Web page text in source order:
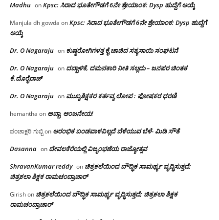
Madhu onKpsc: ಸಿರಾದ ಭೂತೇಗೌಡಗೆ 6ನೇ ಶ್ರೇಯಾಂಕ: Dysp ಹುದ್ದೆಗೆ ಆಯ್ಕೆ
Manjula dh gowda onKpsc: ಸಿರಾದ ಭೂತೇಗೌಡಗೆ 6ನೇ ಶ್ರೇಯಾಂಕ: Dysp ಹುದ್ದೆಗೆ
ಆಯ್ಕೆ
Dr. O Nagaraju on ಕುಷ್ಠರೋಗಿಗಳತ್ತ ಕೈ ಚಾಚಿದ ಸತ್ಯಸಾಯಿ ಸಂಘಟನೆ
Dr. O Nagaraju on ದಬ್ಬಾಳಿಕೆ, ದಮನಕಾರಿ ನೀತಿ ಸಲ್ಲದು – ಜನಪರ ಚಿಂತಕ
ಕೆ.ದೊರೈರಾಜ್
Dr. O Nagaraju on ಮುಖ್ಯಶಿಕ್ಷಕರ ಕರ್ತವ್ಯ ಲೋಪ : ಪೋಷಕರ ಧರಣಿ
hemantha on ಅಬ್ಬಾ, ಆಂಜನೇಯ!
ಪಂಚಾಕ್ಷರಿ ಗುಬ್ಬಿon ಆರಂಭಿಕ ಬಂಡವಾಳವಿಲ್ಲದೆ ಬೆಳೆಯುವ ಬೆಳೆ- ಮಿಡಿ ಸೌತೆ
Dasanna on ದೇವಲಕೆರೆಯಲ್ಲಿ ವಿಜೃಂಭಣೆಯ ರಾಜ್ಯೋತ್ಸವ
ShravanKumar reddy on ಚಿತ್ರಕಲೆಯಿಂದ ಬೌದ್ಧಿಕ ಸಾಮರ್ಥ್ಯ ವೃದ್ಧಿಸುತ್ತದೆ;
ಚಿತ್ರಕಲಾ ಶಿಕ್ಷಕ ರಾಮಚಂದ್ರಾಚಾರ್
Girishon ಚಿತ್ರಕಲೆಯಿಂದ ಬೌದ್ಧಿಕ ಸಾಮರ್ಥ್ಯ ವೃದ್ಧಿಸುತ್ತದೆ; ಚಿತ್ರಕಲಾ ಶಿಕ್ಷಕ
ರಾಮಚಂದ್ರಾಚಾರ್